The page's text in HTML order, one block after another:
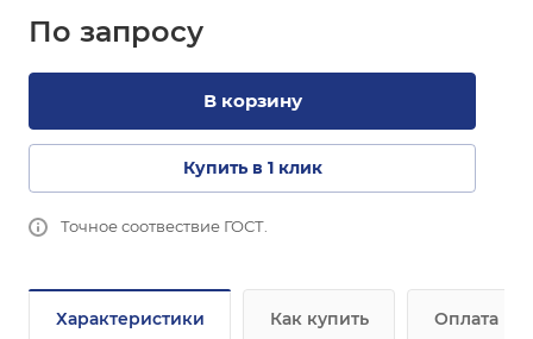
По запросу
В корзину
Купить в 1 клик
Точное соотвествие ГОСТ.
Характеристики Как купить Оплата